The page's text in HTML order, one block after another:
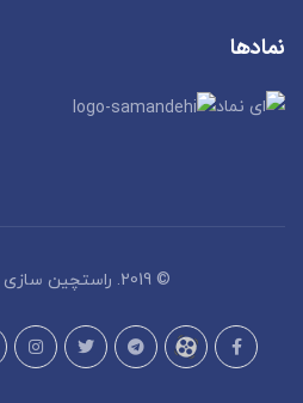
نمادها
© 2019. راستچین سازی توسط